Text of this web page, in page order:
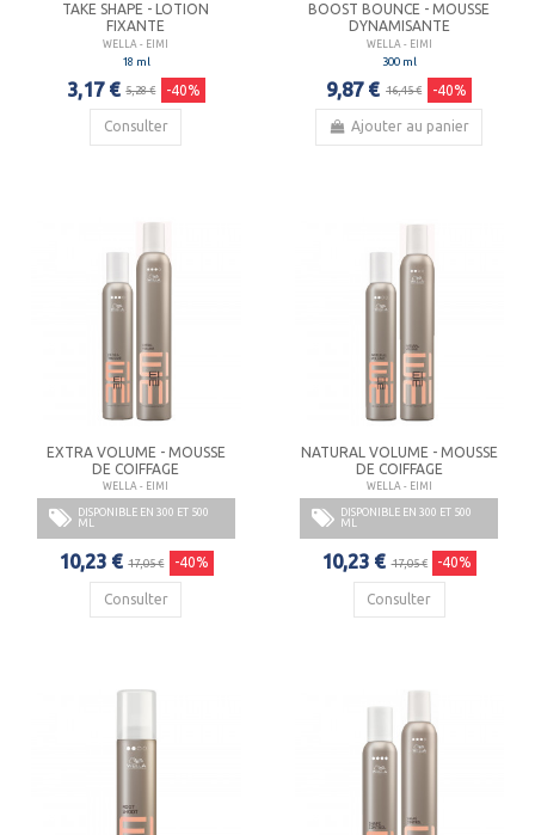
TAKE SHAPE - LOTION
FIXANTE
WELLA - EIMI
18 ml
3,17 € 5,28 € -40%
Consulter
BOOST BOUNCE - MOUSSE
DYNAMISANTE
WELLA - EIMI
300 ml
9,87 € 16,45 € -40%
Ajouter au panier
EXTRA VOLUME - MOUSSE
DE COIFFAGE
WELLA - EIMI
DISPONIBLE EN 300 ET 500
ML
10,23 € 17,05 € -40%
Consulter
NATURAL VOLUME - MOUSSE
DE COIFFAGE
WELLA - EIMI
DISPONIBLE EN 300 ET 500
ML
10,23 € 17,05 € -40%
Consulter